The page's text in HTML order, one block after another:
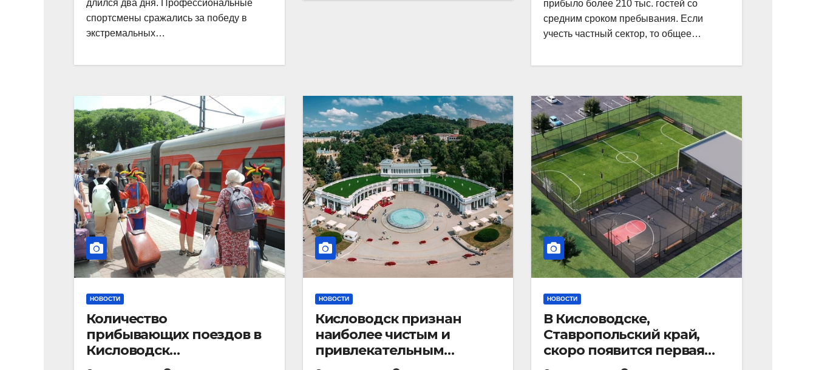
длился два дня. Профессиональные
спортсмены сражались за победу в
экстремальных…
прибыло более 210 тыс. гостей со
средним сроком пребывания. Если
учесть частный сектор, то общее…
НОВОСТИ
Количество
прибывающих поездов в
Кисловодск
стремительно
НОВОСТИ
Кисловодск признан
наиболее чистым и
привлекательным
курортным городом в
НОВОСТИ
В Кисловодске,
Ставропольский край,
скоро появится первая
«умная площадка».